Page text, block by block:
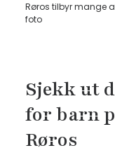
Røros tilbyr mange
foto
Sjekk ut
for barn
Røros